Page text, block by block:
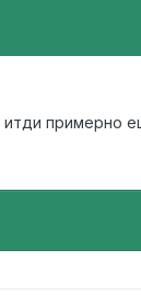
итди примерно